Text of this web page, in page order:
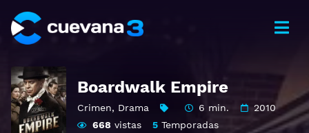
Boardwalk Empire
Crimen, Drama 6 min.
2010
668 vistas 5 Temporadas